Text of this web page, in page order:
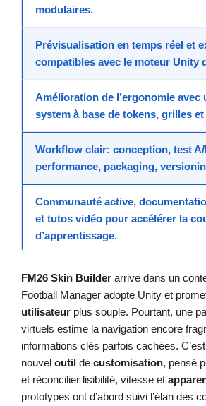
modulaires.
Prévisualisation en temps réel et
compatibles avec le moteur Unity
Amélioration de l’ergonomie avec
system à base de tokens, grilles
Workflow clair: conception, test
performance, packaging,
Communauté active,
et tutos vidéo pour accélérer la
d’apprentissage.
FM26 Skin Builder arrive dans un
Football Manager adopte Unity et
utilisateur plus souple. Pourtant, une
virtuels estime la navigation encore
informations clés parfois cachées.
nouvel outil de customisation, pensé
et réconcilier lisibilité, vitesse et
prototypes ont d’abord suivi l’élan des